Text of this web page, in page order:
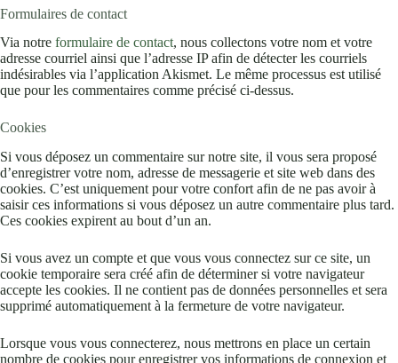
Formulaires de contact
Via notre formulaire de contact, nous collectons votre nom et votre
adresse courriel ainsi que l’adresse IP afin de détecter les courriels
indésirables via l’application Akismet. Le même processus est utilisé
que pour les commentaires comme précisé ci-dessus.
Cookies
Si vous déposez un commentaire sur notre site, il vous sera proposé
d’enregistrer votre nom, adresse de messagerie et site web dans des
cookies. C’est uniquement pour votre confort afin de ne pas avoir à
saisir ces informations si vous déposez un autre commentaire plus tard.
Ces cookies expirent au bout d’un an.
Si vous avez un compte et que vous vous connectez sur ce site, un
cookie temporaire sera créé afin de déterminer si votre navigateur
accepte les cookies. Il ne contient pas de données personnelles et sera
supprimé automatiquement à la fermeture de votre navigateur.
Lorsque vous vous connecterez, nous mettrons en place un certain
nombre de cookies pour enregistrer vos informations de connexion et